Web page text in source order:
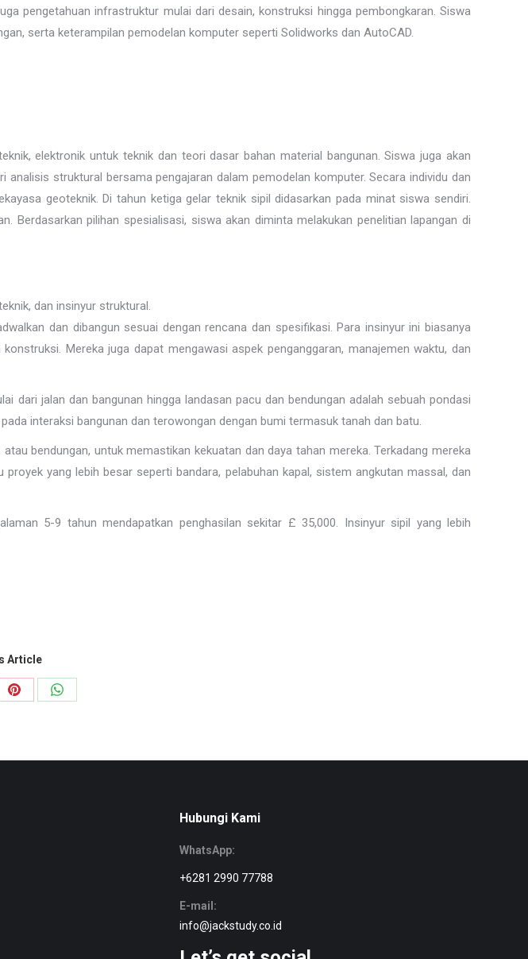
pengetahuan infrastruktur mulai dari desain, konstruksi hingga pembongkaran. Siswa
serta keterampilan pemodelan komputer seperti Solidworks dan AutoCAD.
elektronik untuk teknik dan teori dasar bahan material bangunan. Siswa juga akan
struktural bersama pengajaran dalam pemodelan komputer. Secara individu dan
geoteknik. Di tahun ketiga gelar teknik sipil didasarkan pada minat siswa sendiri.
pilihan spesialisasi, siswa akan diminta melakukan penelitian lapangan di
dan insinyur struktural.
dan dibangun sesuai dengan rencana dan spesifikasi. Para insinyur ini biasanya
Mereka juga dapat mengawasi aspek penganggaran, manajemen waktu, dan
dari jalan dan bangunan hingga landasan pacu dan bendungan adalah sebuah pondasi
interaksi bangunan dan terowongan dengan bumi termasuk tanah dan batu.
bendungan, untuk memastikan kekuatan dan daya tahan mereka. Terkadang mereka
yang lebih besar seperti bandara, pelabuhan kapal, sistem angkutan massal, dan
5-9 tahun mendapatkan penghasilan sekitar £ 35,000. Insinyur sipil yang lebih
Article
Share
Share
Hubungi Kami
WhatsApp:
+6281 2990 77788
E-mail:
info@jackstudy.co.id